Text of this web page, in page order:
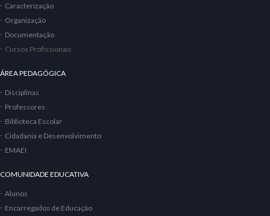
Caracterização
Organização
Documentação
Cursos Profissionais
ÁREA PEDAGÓGICA
Disciplinas
Professores
Biblioteca Escolar
Cidadania e Desenvolvimento
EMAEI
COMUNIDADE EDUCATIVA
Alunos
Encarregados de Educação